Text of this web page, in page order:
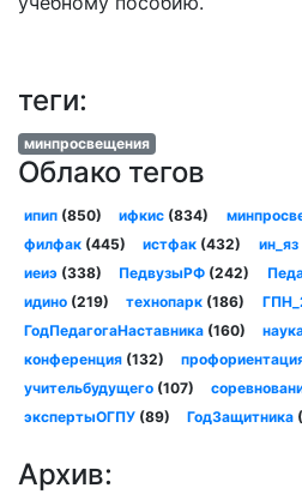
теги:
минпросвещения
Облако тегов
ипип(850) ифкис (834)
филфак(445) истфак (432) ин_яз
иеиэ(338) ПедвузыРФ (242)
идино(219) технопарк (186)
ГодПедагогаНаставника(160)
конференция(132)
учительбудущего(107)
экспертыОГПУ(89) ГодЗащитника
Архив: